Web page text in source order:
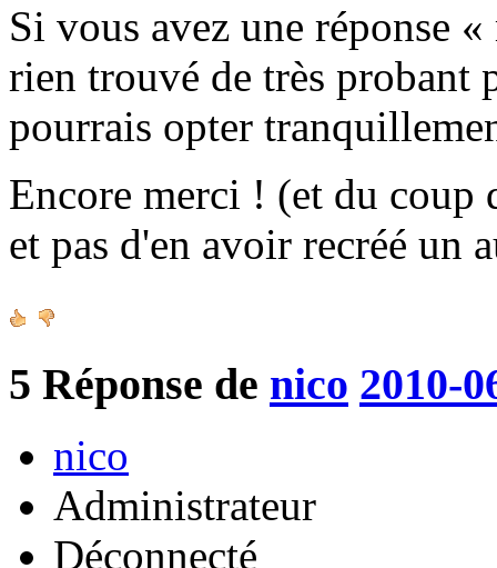
Si vous avez une réponse
rien trouvé de très probant
pourrais opter
Encore merci ! (et du coup
et pas d'en avoir recréé un
5 Réponse de nico 2010-
nico
Administrateur
Déconnecté